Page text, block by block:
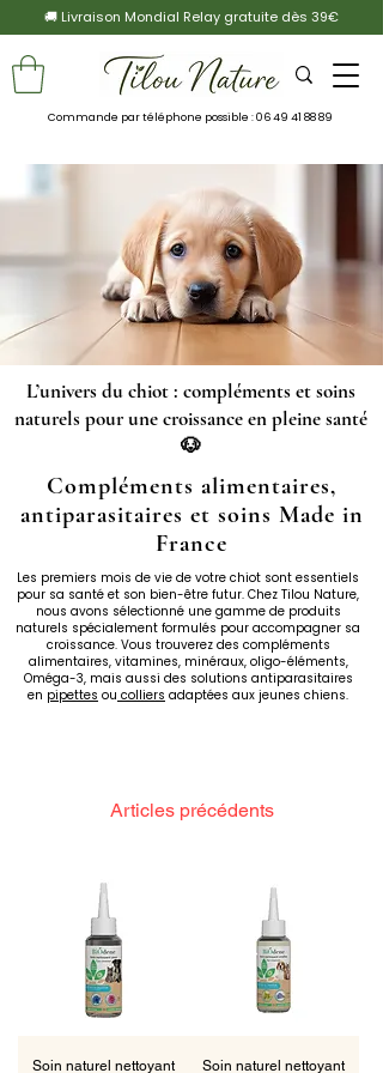
🚚 Livraison Mondial Relay gratuite dès 39€
Commande par téléphone possible :06 49 41 88 89
L’univers du chiot : compléments et soins
naturels pour une croissance en pleine santé
🐶
Compléments alimentaires,
antiparasitaires et soins Made in
France
Les premiers mois de vie de votre chiot sont essentiels
pour sa santé et son bien-être futur. Chez Tilou Nature,
nous avons sélectionné une gamme de produits
naturels spécialement formulés pour accompagner sa
croissance. Vous trouverez des compléments
alimentaires, vitamines, minéraux, oligo-éléments,
Oméga-3, mais aussi des solutions antiparasitaires
en pipettes ou colliers adaptées aux jeunes chiens.
Articles précédents
Soin naturel nettoyant
Soin naturel nettoyant